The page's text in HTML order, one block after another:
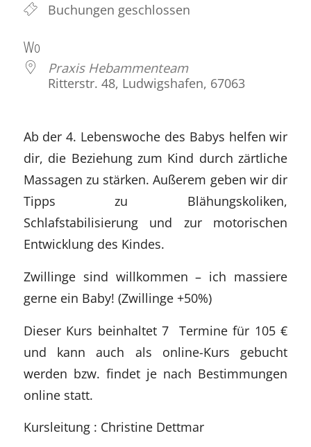
Buchungen geschlossen
Wo
Praxis Hebammenteam
Ritterstr. 48, Ludwigshafen, 67063
Ab der 4. Lebenswoche des Babys helfen wir
dir, die Beziehung zum Kind durch zärtliche
Massagen zu stärken. Außerem geben wir dir
Tipps zu Blähungskoliken,
Schlafstabilisierung und zur motorischen
Entwicklung des Kindes.
Zwillinge sind willkommen – ich massiere
gerne ein Baby! (Zwillinge +50%)
Dieser Kurs beinhaltet 7 Termine für 105 €
und kann auch als online-Kurs gebucht
werden bzw. findet je nach Bestimmungen
online statt.
Kursleitung : Christine Dettmar